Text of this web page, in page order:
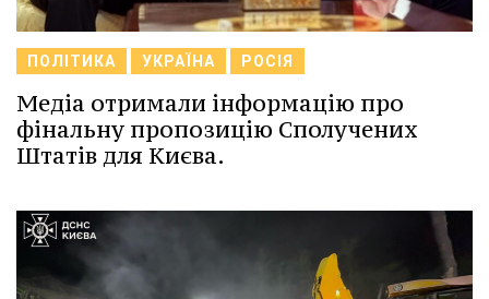
ПОЛІТИКА УКРАЇНА РОСІЯ
Медіа отримали інформацію про
фінальну пропозицію Сполучених
Штатів для Києва.